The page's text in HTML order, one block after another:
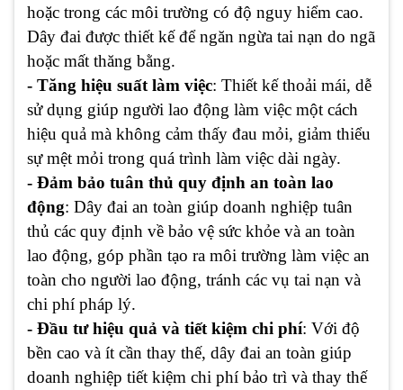
hoặc trong các môi trường có độ nguy hiểm cao.
Dây đai được thiết kế để ngăn ngừa tai nạn do ngã
hoặc mất thăng bằng.
- Tăng hiệu suất làm việc: Thiết kế thoải mái, dễ
sử dụng giúp người lao động làm việc một cách
hiệu quả mà không cảm thấy đau mỏi, giảm thiểu
sự mệt mỏi trong quá trình làm việc dài ngày.
- Đảm bảo tuân thủ quy định an toàn lao
động: Dây đai an toàn giúp doanh nghiệp tuân
thủ các quy định về bảo vệ sức khỏe và an toàn
lao động, góp phần tạo ra môi trường làm việc an
toàn cho người lao động, tránh các vụ tai nạn và
chi phí pháp lý.
- Đầu tư hiệu quả và tiết kiệm chi phí: Với độ
bền cao và ít cần thay thế, dây đai an toàn giúp
doanh nghiệp tiết kiệm chi phí bảo trì và thay thế